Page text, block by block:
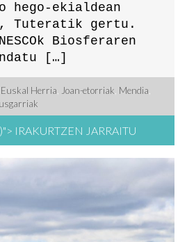
hego-ekialdean
Tuteratik gertu.
Biosferaren
[…]
Euskal Herria, Joan-etorriak, Mendia,
"> IRAKURTZEN JARRAITU